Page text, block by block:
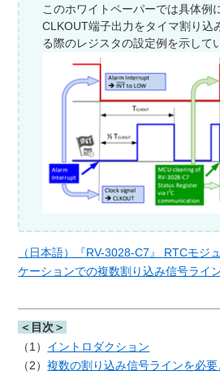
このホワイトペーパーでは具体例
CLKOUT端子出力をタイマ割り込
る際のレジスタの設定例を示して
（日本語）『RV-3028-C7』 RTCモジ
ケーションでの複数割り込み信号ライ
＜目次＞
（1） イントロダクション
（2）複数の割り込み信号ラインを必